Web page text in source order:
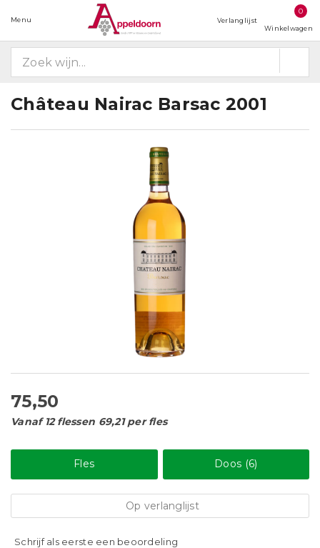
Menu Verlanglijst
0
Winkelwagen
Château Nairac Barsac 2001
75,50
Vanaf 12 flessen 69,21 per fles
Fles Doos (6)
Op verlanglijst
Schrijf als eerste een beoordeling